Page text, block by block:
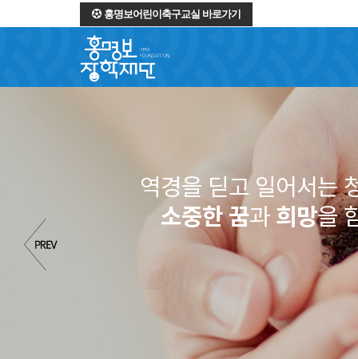
홍명보어린이축구교실 바로가기
역경을 딛고 일어서는
소중한 꿈과희망을